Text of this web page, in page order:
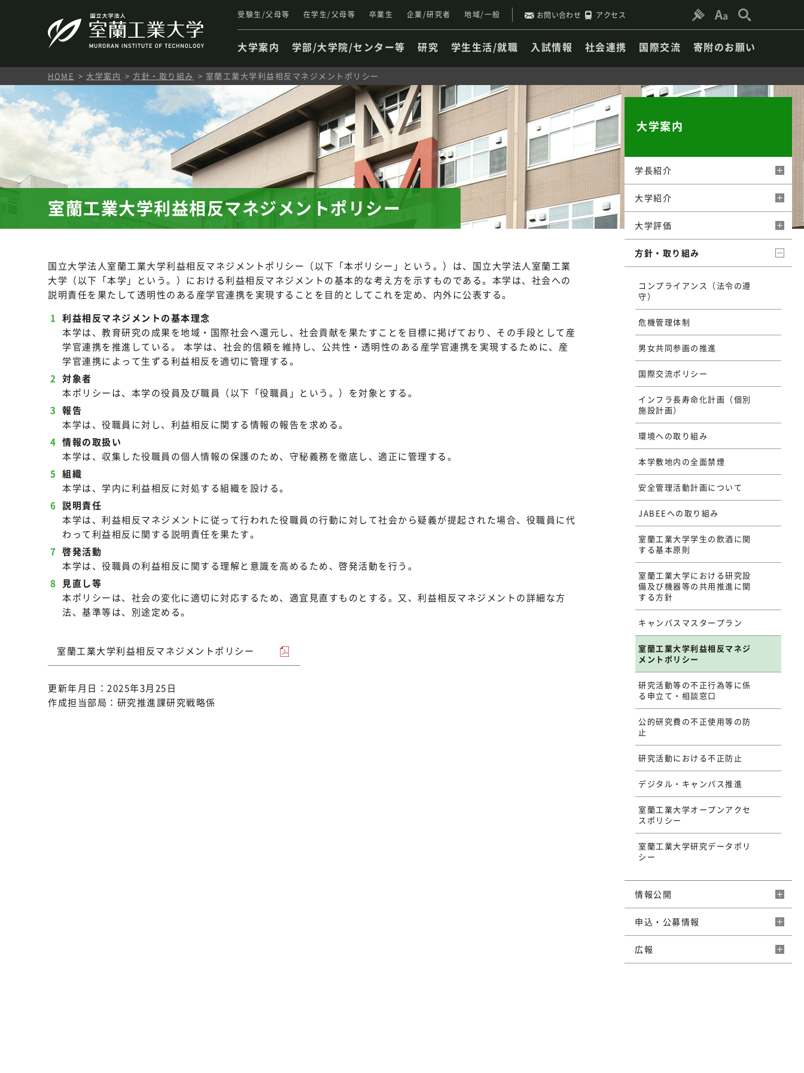
受験生/父母等 在学生/父母等 卒業生 企業/研究者 地域/一般 お問い合わせ アクセス
大学案内 学部/大学院/センター等 研究 学生生活/就職 入試情報 社会連携 国際交流 寄附のお願い
サイト
WEB出願
HOME 大学案内 方針・取り組み 室蘭工業大学利益相反マネジメントポリシー
室蘭工業大学利益相反マネジメントポリシー
国立大学法人室蘭工業大学利益相反マネジメントポリシー（以下「本ポリシー」という。）は、国立大学法人室蘭工業
大学（以下「本学」という。）における利益相反マネジメントの基本的な考え方を示すものである。本学は、社会への
説明責任を果たして透明性のある産学官連携を実現することを目的としてこれを定め、内外に公表する。
利益相反マネジメントの基本理念
本学は、教育研究の成果を地域・国際社会へ還元し、社会貢献を果たすことを目標に掲げており、その手段として産
学官連携を推進している。 本学は、社会的信頼を維持し、公共性・透明性のある産学官連携を実現するために、産
学官連携によって生ずる利益相反を適切に管理する。
対象者
本ポリシーは、本学の役員及び職員（以下「役職員」という。）を対象とする。
報告
本学は、役職員に対し、利益相反に関する情報の報告を求める。
情報の取扱い
本学は、収集した役職員の個人情報の保護のため、守秘義務を徹底し、適正に管理する。
組織
本学は、学内に利益相反に対処する組織を設ける。
説明責任
本学は、利益相反マネジメントに従って行われた役職員の行動に対して社会から疑義が提起された場合、役職員に代
わって利益相反に関する説明責任を果たす。
啓発活動
本学は、役職員の利益相反に関する理解と意識を高めるため、啓発活動を行う。
見直し等
本ポリシーは、社会の変化に適切に対応するため、適宜見直すものとする。又、利益相反マネジメントの詳細な方
法、基準等は、別途定める。
室蘭工業大学利益相反マネジメントポリシー
更新年月日：2025年3月25日
作成担当部局：研究推進課研究戦略係
大学案内
学長紹介
大学紹介
大学評価
方針・取り組み
コンプライアンス（法令の遵
守）
危機管理体制
男女共同参画の推進
国際交流ポリシー
インフラ長寿命化計画（個別
施設計画）
環境への取り組み
本学敷地内の全面禁煙
安全管理活動計画について
JABEEへの取り組み
室蘭工業大学学生の飲酒に関
する基本原則
室蘭工業大学における研究設
備及び機器等の共用推進に関
する方針
キャンパスマスタープラン
室蘭工業大学利益相反マネジ
メントポリシー
研究活動等の不正行為等に係
る申立て・相談窓口
公的研究費の不正使用等の防
止
研究活動における不正防止
デジタル・キャンパス推進
室蘭工業大学オープンアクセ
スポリシー
室蘭工業大学研究データポリ
シー
情報公開
申込・公募情報
広報